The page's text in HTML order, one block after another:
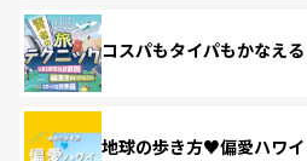
コスパもタイパもかなえ
地球の歩き方♥偏愛ハワイ